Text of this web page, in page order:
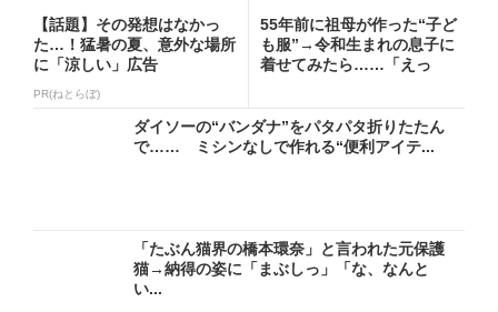
【話題】その発想はなかっ
た…！猛暑の夏、意外な場所
に「涼しい」広告
PR(ねとらぼ)
55年前に祖母が作った“子ど
も服”→令和生まれの息子に
着せてみたら……「えっ
ダイソーの“バンダナ”をパタパタ折りたたん
で…… ミシンなしで作れる“便利アイテ...
「たぶん猫界の橋本環奈」と言われた元保護
猫→納得の姿に「まぶしっ」「な、なんと
い...